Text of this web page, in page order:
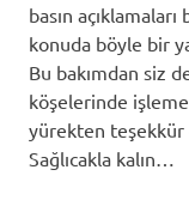
basın
konuda böyle bir
Bu bakımdan siz
köşelerinde
yürekten teşekkür
Sağlıcakla kalın…